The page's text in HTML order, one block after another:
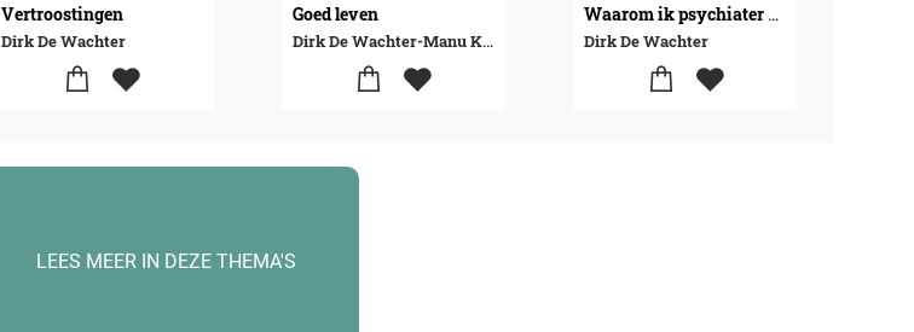
Vertroostingen
Dirk De Wachter
Goed leven
Dirk De Wachter-Manu Keirse
Waarom ik psychiater werd
Dirk De Wachter
LEES MEER IN DEZE THEMA'S